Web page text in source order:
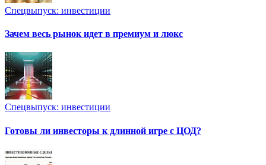
Спецвыпуск: инвестиции
Зачем весь рынок идет в премиум и люкс
Спецвыпуск: инвестиции
Готовы ли инвесторы к длинной игре с ЦОД?